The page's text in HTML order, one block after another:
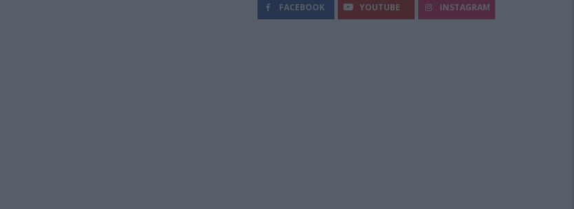
FACEBOOK YOUTUBE INSTAGRAM